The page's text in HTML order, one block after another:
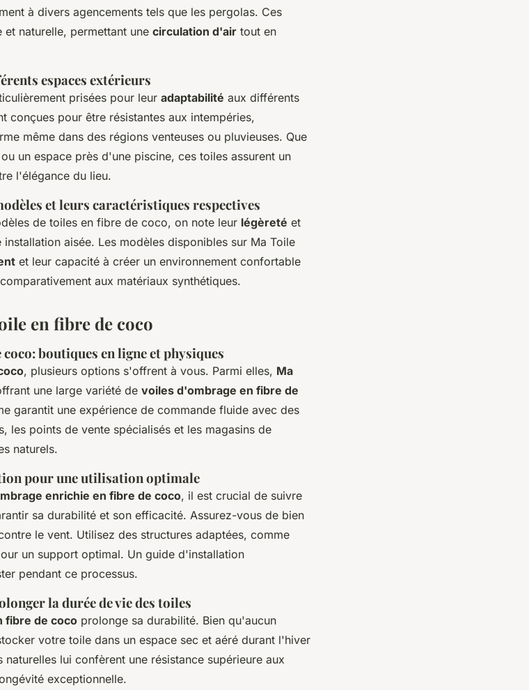
à divers agencements tels que les pergolas. Ces
naturelle, permettant une circulation d'air tout en
espaces extérieurs
prisées pour leur adaptabilité aux différents
conçues pour être résistantes aux intempéries,
même dans des régions venteuses ou pluvieuses. Que
un espace près d'une piscine, ces toiles assurent un
l'élégance du lieu.
et leurs caractéristiques respectives
de toiles en fibre de coco, on note leur légèreté et
installation aisée. Les modèles disponibles sur Ma Toile
et leur capacité à créer un environnement confortable
aux matériaux synthétiques.
en fibre de coco
boutiques en ligne et physiques
, plusieurs options s'offrent à vous. Parmi elles, Ma
une large variété de voiles d'ombrage en fibre de
garantit une expérience de commande fluide avec des
les points de vente spécialisés et les magasins de
naturels.
pour une utilisation optimale
enrichie en fibre de coco, il est crucial de suivre
sa durabilité et son efficacité. Assurez-vous de bien
le vent. Utilisez des structures adaptées, comme
un support optimal. Un guide d'installation
pendant ce processus.
la durée de vie des toiles
fibre de coco prolonge sa durabilité. Bien qu'aucun
votre toile dans un espace sec et aéré durant l'hiver
lui confèrent une résistance supérieure aux
exceptionnelle.